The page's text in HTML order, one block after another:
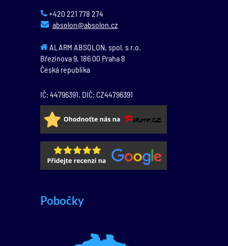
+420 221 778 274
absolon@absolon.cz
ALARM ABSOLON, spol. s r.o.
Březinova 9, 186 00 Praha 8
Česká republika
IČ: 44796391, DIČ: CZ44796391
Pobočky